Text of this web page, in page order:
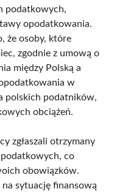
podatkowych,
opodatkowania.
że osoby, które
zgodnie z umową o
między Polską a
w
polskich podatników,
obciążeń.
zgłaszali otrzymany
podatkowych, co
obowiązków.
na sytuację finansową